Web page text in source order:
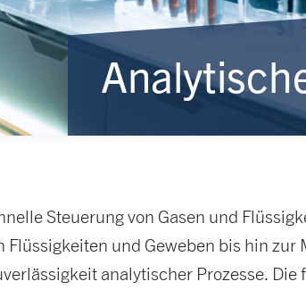
Steuerung von Gasen und
und Geweben bis hin zur
analytischer Prozesse.